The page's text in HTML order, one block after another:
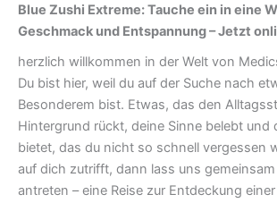
Blue Zushi Extreme: Tauche ein in eine
Geschmack und Entspannung – Jetzt
herzlich willkommen in der Welt von
Du bist hier, weil du auf der Suche nach
Besonderem bist. Etwas, das den
Hintergrund rückt, deine Sinne belebt und
bietet, das du nicht so schnell vergessen
auf dich zutrifft, dann lass uns gemeinsam
antreten – eine Reise zur Entdeckung